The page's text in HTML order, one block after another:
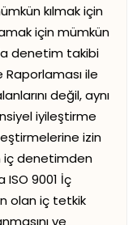
kılmak için
için mümkün
denetim takibi
Raporlaması ile
değil, aynı
iyileştirme
izin
iç denetimden
9001 İç
olan iç tetkik